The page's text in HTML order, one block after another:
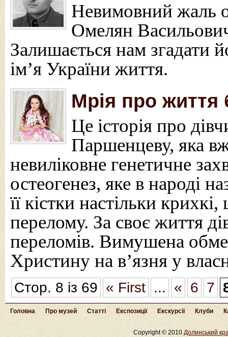
Невимовний жаль
Омелян
Залишається нам згадати
ім’я України життя.
Мрія про життя
Це історія про
Паршенцеву, яка
невиліковне генетичне
остеогенез, яке в народі
її кістки настільки
перелому. За своє життя
переломів. Вимушена
Христину на в’язня у
Стор. 8 із 69 « First ... « 6 7
Головна Про музей Статті Експозиції Екскурсії Клуби
Copyright © 2010 Долинський